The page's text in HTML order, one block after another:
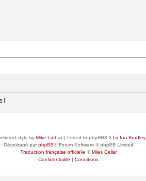
!
style by Mike Lothar| Ported to phpBB3.3 by Ian Bradley
Développé parphpBB® Forum Software © phpBB Limited
Traduction française officielle ©Miles Cellar
Confidentialité | Conditions